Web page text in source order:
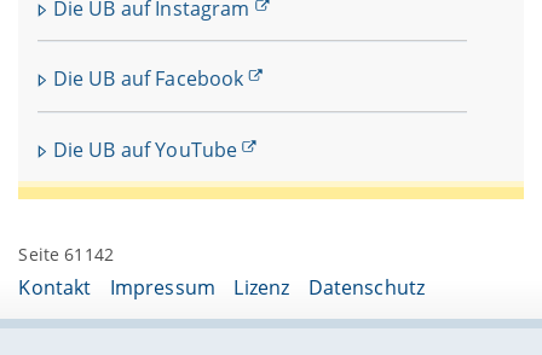
Die UB auf Instagram
Die UB auf Facebook
Die UB auf YouTube
Directory of Open Access Journals (DOAJ)
Filter "without fees" + “author retains all rights”
Verlage:
EDCH-Registry
Die Universitätsbibliothek Bamberg bietet Ihnen
folgende Möglichkeit im Diamond Open Access zu
Im Universitätsverlag
Press(OA-Bücher und OA-Zeitschriften)
Iminstitutionellen Repositoriuminnerhalb des
Seite 61142
Kontakt Impressum Lizenz Datenschutz